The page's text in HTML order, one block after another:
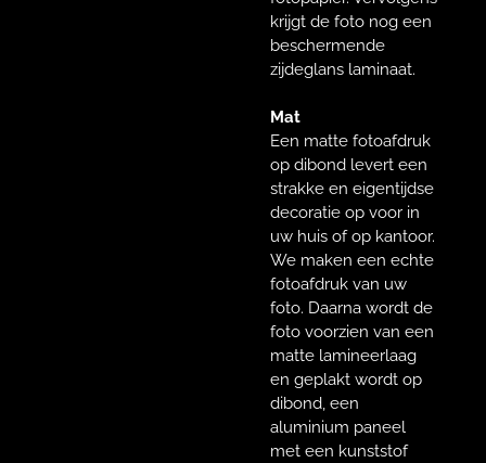
krijgt de foto nog een
beschermende
zijdeglans laminaat.
Mat
Een matte fotoafdruk
op dibond levert een
strakke en eigentijdse
decoratie op voor in
uw huis of op kantoor.
We maken een echte
fotoafdruk van uw
foto. Daarna wordt de
foto voorzien van een
matte lamineerlaag
en geplakt wordt op
dibond, een
aluminium paneel
met een kunststof